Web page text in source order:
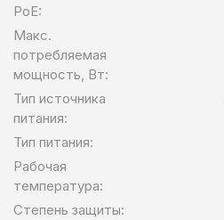
PoE:
Макс.
потребляемая
мощность, Вт:
Тип источника
питания:
Тип питания:
Рабочая
температура:
Степень защиты: